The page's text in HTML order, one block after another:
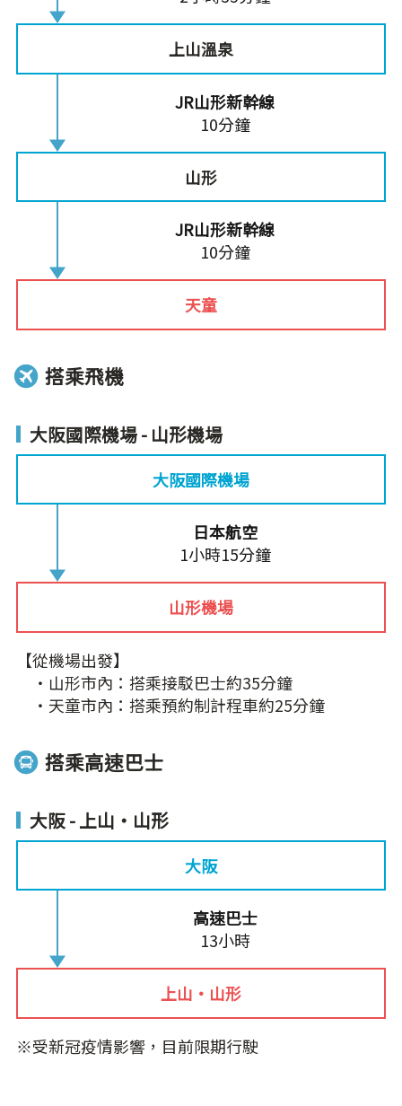
上山溫泉
JR山形新幹線
10分鐘
山形
JR山形新幹線
10分鐘
天童
搭乘飛機
大阪國際機場 - 山形機場
大阪國際機場
日本航空
1小時15分鐘
山形機場
【從機場出發】
‧山形市內：搭乘接駁巴士約35分鐘
‧天童市內：搭乘預約制計程車約25分鐘
搭乘高速巴士
大阪 - 上山‧山形
大阪
高速巴士
13小時
上山‧山形
※受新冠疫情影響，目前限期行駛